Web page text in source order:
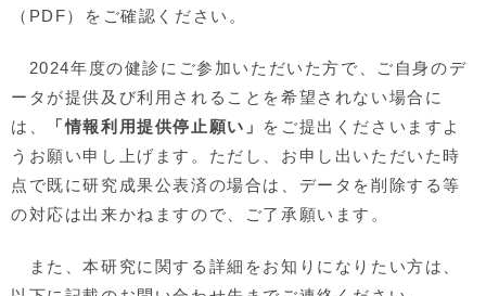
（PDF）をご確認ください。
2024年度の健診にご参加いただいた方で、ご自身のデ
ータが提供及び利用されることを希望されない場合に
は、
「情報利用提供停止願い」 をご提出くださいますよ
うお願い申し上げます。ただし、お申し出いただいた時
点で既に研究成果公表済の場合は、データを削除する等
の対応は出来かねますので、ご了承願います。
また、本研究に関する詳細をお知りになりたい方は、